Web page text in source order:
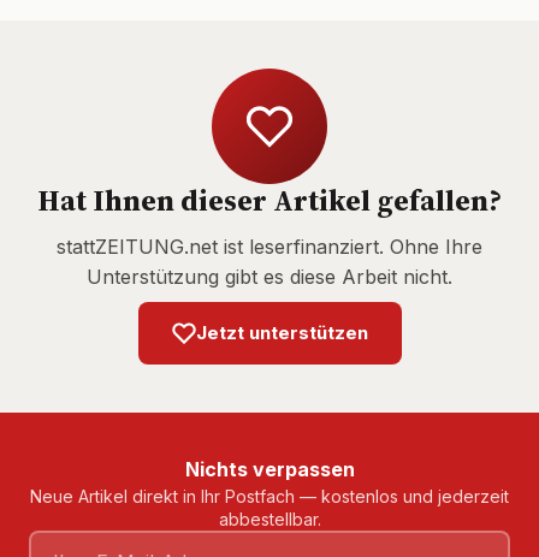
Hat Ihnen dieser Artikel gefallen?
stattZEITUNG.net ist leserfinanziert. Ohne Ihre
Unterstützung gibt es diese Arbeit nicht.
Jetzt unterstützen
Nichts verpassen
Neue Artikel direkt in Ihr Postfach — kostenlos und jederzeit
abbestellbar.